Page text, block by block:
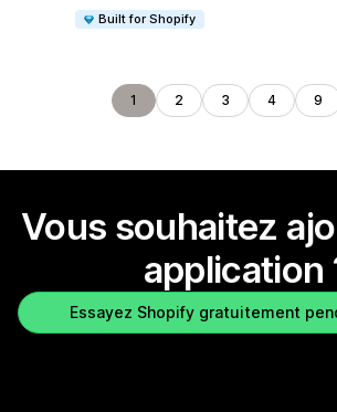
Built for Shopify
1 2 3 4 9
Vous souhaitez
application
Essayez Shopify gratuitement